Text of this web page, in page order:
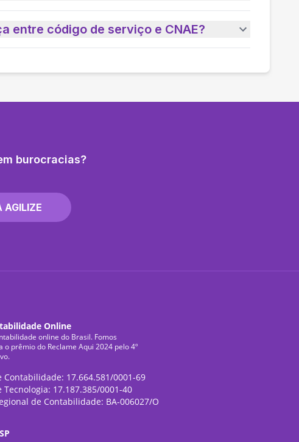
entre código de serviço e CNAE?
burocracias?
AGILIZE
Online
online do Brasil. Fomos
o prêmio do Reclame Aqui 2024 pelo 4º
Contabilidade: 17.664.581/0001-69
Tecnologia: 17.187.385/0001-40
de Contabilidade: BA-006027/O